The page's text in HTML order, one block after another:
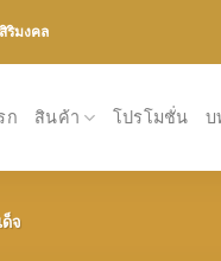
ริมงคล
ก สินค้า โปรโมชั่น บ
ด็จ